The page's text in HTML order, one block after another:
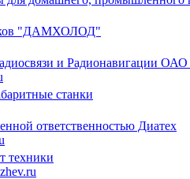
"ДАМХОЛОД"
и Радионавигации
станки
ответственностью Диатех